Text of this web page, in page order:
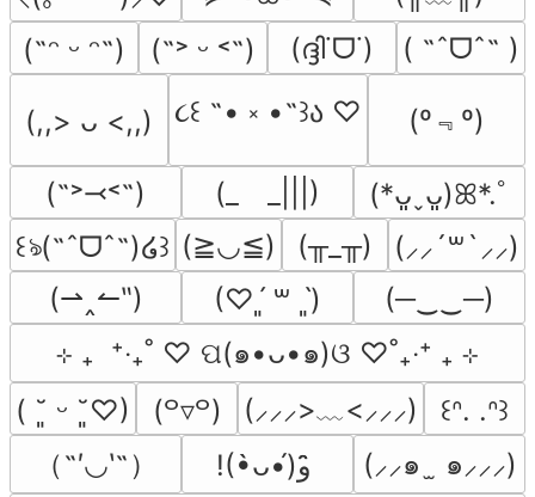
(˶ᵔ ᵕ ᵔ˶)
(˶˃ ᵕ ˂˶) (ദ്ദി˙ᗜ˙) ( ˶ˆᗜˆ˵ )
(,,> ᴗ <,,) ૮꒰ ˶• ༝ •˶꒱ა ♡ (º﹃º)
(˶˃⤙˂˶) (_　_|||)
(*ᴗ͈ˬᴗ͈)ꕤ*.ﾟ
꒰ঌ(˶ˆᗜˆ˵)໒꒱ (≧◡≦) (╥_╥)
(⸝⸝´꒳`⸝⸝)
(⇀‸↼‶)
(♡ˊ͈ ꒳ ˋ͈)
(─‿‿─)
⊹ ₊  ⁺‧₊˚ ♡ ପ(๑•ᴗ•๑)ଓ ♡˚₊‧⁺ ₊ ⊹
( ˘͈ ᵕ ˘͈♡)
(꒪▿꒪) (⸝⸝⸝>﹏<⸝⸝⸝)
꒰ᐢ. .ᐢ꒱
（˶′◡‵˶）
(⸝⸝๑  ̫ ๑⸝⸝⸝)